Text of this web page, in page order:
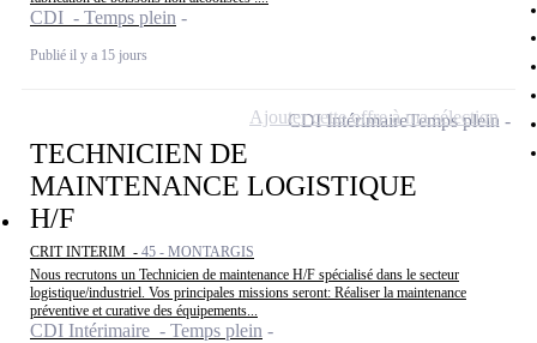
CDI - Temps plein
Publié il y a 15 jours
TECHNICIEN DE
MAINTENANCE LOGISTIQUE
H/F
CRIT INTERIM - 45 - MONTARGIS
Nous recrutons un Technicien de maintenance H/F spécialisé dans le secteur
logistique/industriel. Vos principales missions seront: Réaliser la maintenance
préventive et curative des équipements...
CDI Intérimaire - Temps plein
CDI IntérimaireTemps plein
Ajouter cette offre à ma sélection